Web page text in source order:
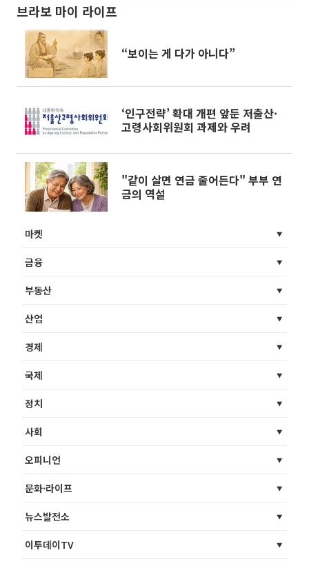
브라보 마이 라이프
“보이는 게 다가 아니다”
‘인구전략’ 확대 개편 앞둔 저출산·
고령사회위원회 과제와 우려
"같이 살면 연금 줄어든다" 부부 연
금의 역설
마켓
금융
부동산
산업
경제
국제
정치
사회
오피니언
문화·라이프
뉴스발전소
이투데이TV